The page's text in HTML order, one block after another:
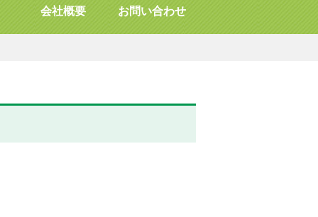
会社概要 お問い合わせ